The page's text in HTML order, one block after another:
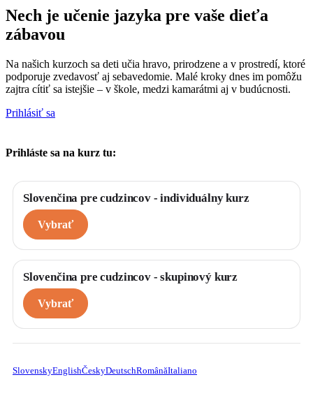
Nech je učenie jazyka pre vaše dieťa
zábavou
Na našich kurzoch sa deti učia hravo, prirodzene a v prostredí, ktoré
podporuje zvedavosť aj sebavedomie. Malé kroky dnes im pomôžu
zajtra cítiť sa istejšie – v škole, medzi kamarátmi aj v budúcnosti.
Prihlásiť sa
Prihláste sa na kurz tu:
Vyberte si
Slovenčina pre cudzincov - individuálny kurz
Vybrať
Slovenčina pre cudzincov - skupinový kurz
Vybrať
SlovenskyEnglishČeskyDeutschRomânăItaliano